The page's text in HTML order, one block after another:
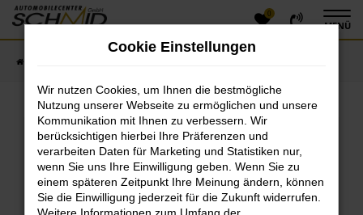
Zum
Hauptinhalt
0
MENÜ
Fehler: Network Error
Beim Laden ist ein Fehler aufgetreten.
Hier sind ein paar Tipps, die dir helfen können:
Cookie Einstellungen
Wir nutzen Cookies, um Ihnen die bestmögliche
Nutzung unserer Webseite zu ermöglichen und unsere
Kommunikation mit Ihnen zu verbessern. Wir
berücksichtigen hierbei Ihre Präferenzen und
verarbeiten Daten für Marketing und Statistiken nur,
wenn Sie uns Ihre Einwilligung geben. Wenn Sie zu
einem späteren Zeitpunkt Ihre Meinung ändern, können
Sie die Einwilligung jederzeit für die Zukunft widerrufen.